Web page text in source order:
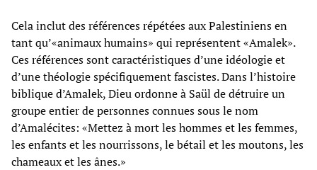
Cela inclut des références répétées aux Palestiniens en
tant qu’«animaux humains» qui représentent «Amalek».
Ces références sont caractéristiques d’une idéologie et
d’une théologie spécifiquement fascistes. Dans l’histoire
biblique d’Amalek, Dieu ordonne à Saül de détruire un
groupe entier de personnes connues sous le nom
d’Amalécites: «Mettez à mort les hommes et les femmes,
les enfants et les nourrissons, le bétail et les moutons, les
chameaux et les ânes.»